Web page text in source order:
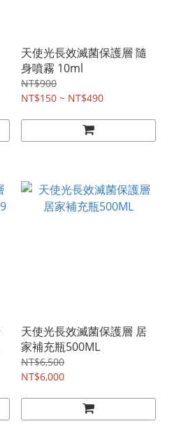
天使光長效滅菌保護層 隨
身噴霧 10ml
NT$900
NT$150 ~ NT$490
天使光長效滅菌保護層 居
家補充瓶500ML
NT$6,500
NT$6,000